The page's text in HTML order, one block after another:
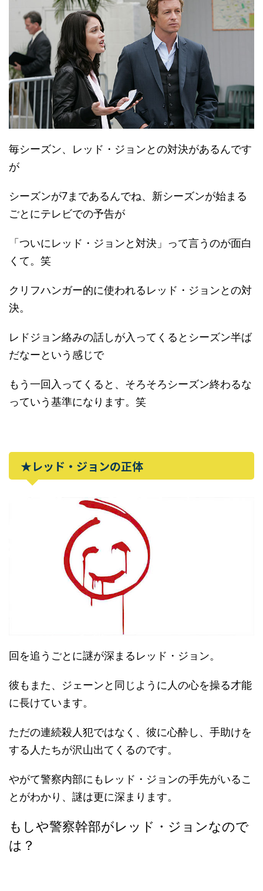
毎シーズン、レッド・ジョンとの対決があるんです
が
シーズンが7まであるんでね、新シーズンが始まる
ごとにテレビでの予告が
「ついにレッド・ジョンと対決」って言うのが面白
くて。笑
クリフハンガー的に使われるレッド・ジョンとの対
決。
レドジョン絡みの話しが入ってくるとシーズン半ば
だなーという感じで
もう一回入ってくると、そろそろシーズン終わるな
っていう基準になります。笑
★レッド・ジョンの正体
回を追うごとに謎が深まるレッド・ジョン。
彼もまた、ジェーンと同じように人の心を操る才能
に長けています。
ただの連続殺人犯ではなく、彼に心酔し、手助けを
する人たちが沢山出てくるのです。
やがて警察内部にもレッド・ジョンの手先がいるこ
とがわかり、謎は更に深まります。
もしや警察幹部がレッド・ジョンなので
は？